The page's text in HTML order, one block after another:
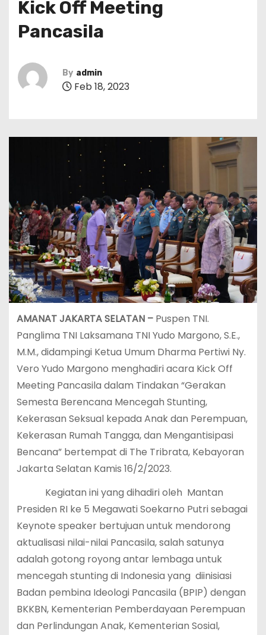
Kick Off Meeting
Pancasila
By admin
Feb 18, 2023
AMANAT JAKARTA SELATAN – Puspen TNI.
Panglima TNI Laksamana TNI Yudo Margono, S.E.,
M.M., didampingi Ketua Umum Dharma Pertiwi Ny.
Vero Yudo Margono menghadiri acara Kick Off
Meeting Pancasila dalam Tindakan “Gerakan
Semesta Berencana Mencegah Stunting,
Kekerasan Seksual kepada Anak dan Perempuan,
Kekerasan Rumah Tangga, dan Mengantisipasi
Bencana” bertempat di The Tribrata, Kebayoran
Jakarta Selatan Kamis 16/2/2023.
Kegiatan ini yang dihadiri oleh Mantan
Presiden RI ke 5 Megawati Soekarno Putri sebagai
Keynote speaker bertujuan untuk mendorong
aktualisasi nilai-nilai Pancasila, salah satunya
adalah gotong royong antar lembaga untuk
mencegah stunting di Indonesia yang diinisiasi
Badan pembina Ideologi Pancasila (BPIP) dengan
BKKBN, Kementerian Pemberdayaan Perempuan
dan Perlindungan Anak, Kementerian Sosial,